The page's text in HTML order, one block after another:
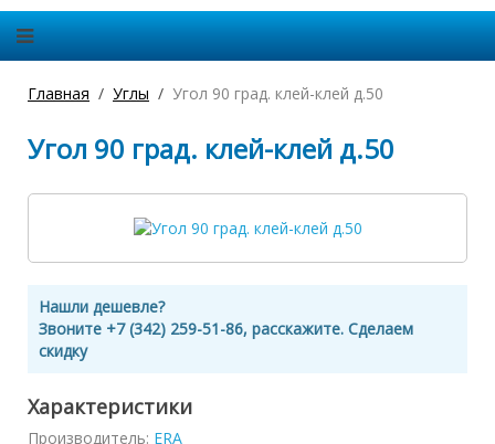
Главная Углы Угол 90 град. клей-клей д.50
Угол 90 град. клей-клей д.50
Нашли дешевле?
Звоните +7 (342) 259-51-86, расскажите. Сделаем
скидку
Характеристики
Производитель: ERA